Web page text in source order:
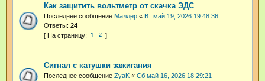
Как защитить вольтметр от скачка ЭДС
Последнее сообщение Малдер « Вт май 19, 2026 19:48:36
Ответы: 24
1 2
Сигнал с катушки зажигания
Последнее сообщение ZyaK « Сб май 16, 2026 18:29:21